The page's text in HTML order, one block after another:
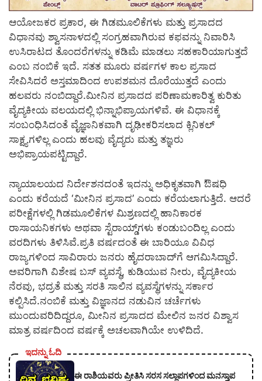
ಆಯೋಜಕರ ಪ್ರಕಾರ, ಈ ಗಿಡಮೂಲಿಕೆಗಳು ಮತ್ತು ಪ್ರಸಾದದ
ವಿಧಾನವು ಶ್ವಾಸನಾಳದಲ್ಲಿ ಸಂಗ್ರಹವಾಗಿರುವ ಕಫವನ್ನು ನಿವಾರಿಸಿ
ಉಸಿರಾಟದ ತೊಂದರೆಗಳನ್ನು ಕಡಿಮೆ ಮಾಡಲು ಸಹಕಾರಿಯಾಗುತ್ತದೆ
ಎಂಬ ನಂಬಿಕೆ ಇದೆ. ಸತತ ಮೂರು ವರ್ಷಗಳ ಕಾಲ ಪ್ರಸಾದ
ಸೇವಿಸಿದರೆ ಅಸ್ತಮಾದಿಂದ ಉಪಶಮನ ದೊರೆಯುತ್ತದೆ ಎಂದು
ಹಲವರು ನಂಬಿದ್ದಾರೆ.ಮೀನಿನ ಪ್ರಸಾದದ ಪರಿಣಾಮಕಾರಿತ್ವ ಕುರಿತು
ವೈದ್ಯಕೀಯ ವಲಯದಲ್ಲಿ ಭಿನ್ನಾಭಿಪ್ರಾಯಗಳಿವೆ. ಈ ವಿಧಾನಕ್ಕೆ
ಸಂಬಂಧಿಸಿದಂತೆ ವೈಜ್ಞಾನಿಕವಾಗಿ ದೃಢೀಕರಿಸಲಾದ ಕ್ಲಿನಿಕಲ್
ಸಾಕ್ಷ್ಯಗಳಿಲ್ಲ ಎಂದು ಹಲವು ವೈದ್ಯರು ಮತ್ತು ತಜ್ಞರು
ಅಭಿಪ್ರಾಯಪಟ್ಟಿದ್ದಾರೆ.
ನ್ಯಾಯಾಲಯದ ನಿರ್ದೇಶನದಂತೆ ಇದನ್ನು ಅಧಿಕೃತವಾಗಿ ಔಷಧಿ
ಎಂದು ಕರೆಯದೆ ‘ಮೀನಿನ ಪ್ರಸಾದ’ ಎಂದು ಕರೆಯಲಾಗುತ್ತಿದೆ. ಆದರೆ
ಪರೀಕ್ಷೆಗಳಲ್ಲಿ ಗಿಡಮೂಲಿಕೆಗಳ ಮಿಶ್ರಣದಲ್ಲಿ ಹಾನಿಕಾರಕ
ರಾಸಾಯನಿಕಗಳು ಅಥವಾ ಸ್ಟೆರಾಯ್ಡ್‌ಗಳು ಕಂಡುಬಂದಿಲ್ಲ ಎಂದು
ವರದಿಗಳು ತಿಳಿಸಿವೆ.ಪ್ರತಿ ವರ್ಷದಂತೆ ಈ ಬಾರಿಯೂ ವಿವಿಧ
ರಾಜ್ಯಗಳಿಂದ ಸಾವಿರಾರು ಜನರು ಹೈದರಾಬಾದ್‌ಗೆ ಆಗಮಿಸಿದ್ದಾರೆ.
ಅವರಿಗಾಗಿ ವಿಶೇಷ ಬಸ್ ವ್ಯವಸ್ಥೆ, ಕುಡಿಯುವ ನೀರು, ವೈದ್ಯಕೀಯ
ನೆರವು, ಭದ್ರತೆ ಮತ್ತು ಸರತಿ ಸಾಲಿನ ವ್ಯವಸ್ಥೆಗಳನ್ನು ಸರ್ಕಾರ
ಕಲ್ಪಿಸಿದೆ.ನಂಬಿಕೆ ಮತ್ತು ವಿಜ್ಞಾನದ ನಡುವಿನ ಚರ್ಚೆಗಳು
ಮುಂದುವರಿದಿದ್ದರೂ, ಮೀನಿನ ಪ್ರಸಾದದ ಮೇಲಿನ ಜನರ ವಿಶ್ವಾಸ
ಮಾತ್ರ ವರ್ಷದಿಂದ ವರ್ಷಕ್ಕೆ ಅಚಲವಾಗಿಯೇ ಉಳಿದಿದೆ.
ಇದನ್ನು ಓದಿ
ಈ ರಾಶಿಯವರು ಪ್ರೀತಿಸಿ ಸರಸ ಸಲ್ಲಾಪಗಳಿಂದ ಮನಸ್ತಾಪ